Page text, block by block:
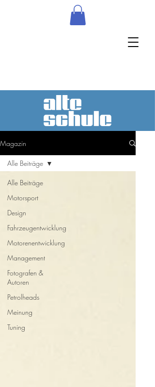
Magazin
Alle Beiträge
Motorsport
Design
Fahrzeugentwicklung
Motorenentwicklung
Management
Fotografen &
Autoren
Petrolheads
Meinung
Tuning
Alle Beiträge